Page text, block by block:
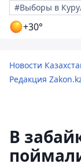
#Выборы в
+30°
Новости
Редакция
В